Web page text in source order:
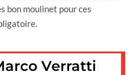
bon moulinet pour ces
Verratti